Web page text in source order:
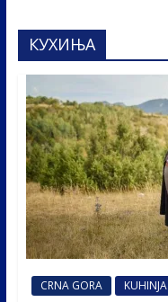
КУХИЊА
CRNA GORA KUHINJA